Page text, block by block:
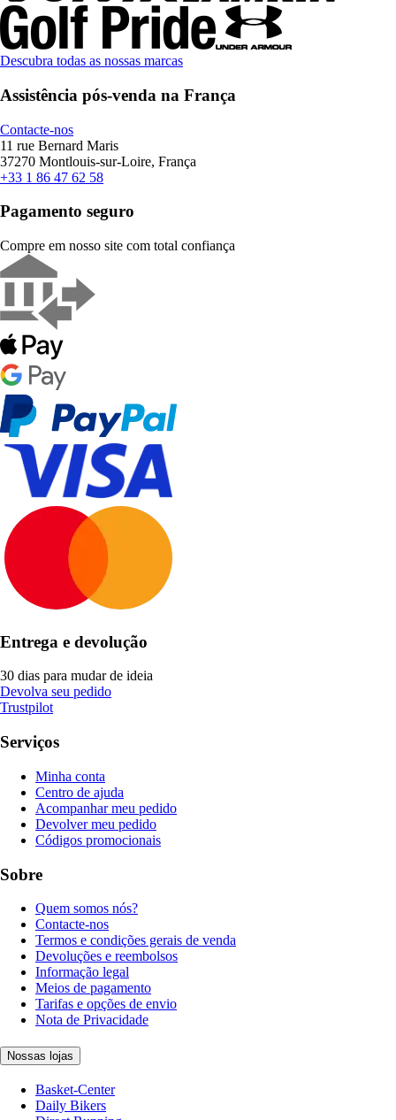
Descubra todas as nossas marcas
Assistência pós-venda na França
Contacte-nos
11 rue Bernard Maris
37270 Montlouis-sur-Loire, França
+33 1 86 47 62 58
Pagamento seguro
Compre em nosso site com total confiança
Entrega e devolução
30 dias para mudar de ideia
Devolva seu pedido
Trustpilot
Serviços
Minha conta
Centro de ajuda
Acompanhar meu pedido
Devolver meu pedido
Códigos promocionais
Sobre
Quem somos nós?
Contacte-nos
Termos e condições gerais de venda
Devoluções e reembolsos
Informação legal
Meios de pagamento
Tarifas e opções de envio
Nota de Privacidade
Nossas lojas
Basket-Center
Daily Bikers